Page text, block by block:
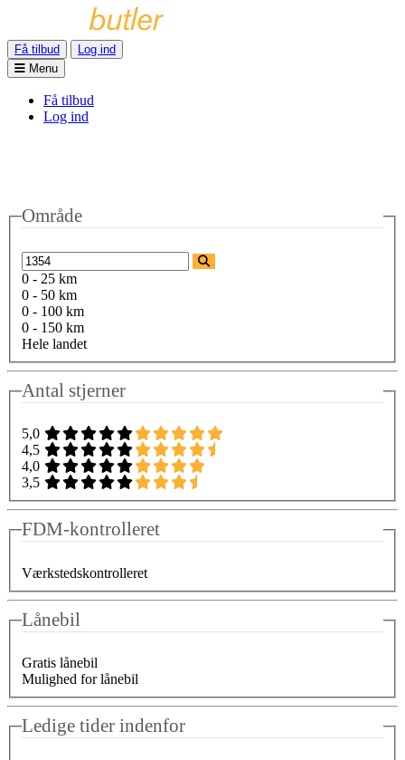
Få tilbud
Log ind
Menu
Få tilbud
Log ind
Område
0 - 25 km
0 - 50 km
0 - 100 km
0 - 150 km
Hele landet
Antal stjerner
5,0
4,5
4,0
3,5
FDM-kontrolleret
Værkstedskontrolleret
Lånebil
Gratis lånebil
Mulighed for lånebil
Ledige tider indenfor